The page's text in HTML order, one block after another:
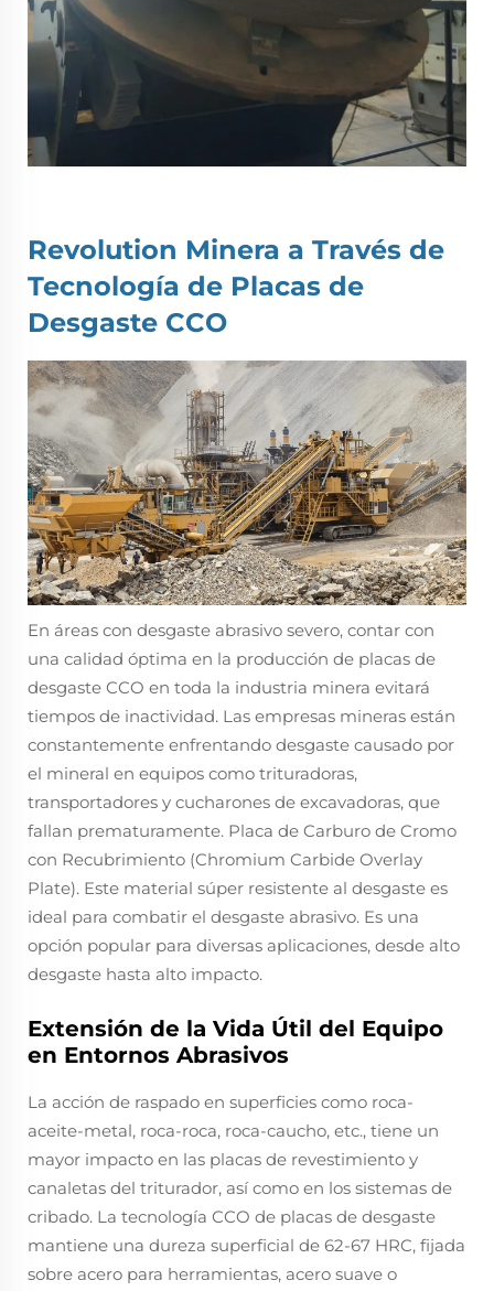
Revolution Minera a Través de
Tecnología de Placas de
Desgaste CCO
En áreas con desgaste abrasivo severo, contar con
una calidad óptima en la producción de placas de
desgaste CCO en toda la industria minera evitará
tiempos de inactividad. Las empresas mineras están
constantemente enfrentando desgaste causado por
el mineral en equipos como trituradoras,
transportadores y cucharones de excavadoras, que
fallan prematuramente. Placa de Carburo de Cromo
con Recubrimiento (Chromium Carbide Overlay
Plate). Este material súper resistente al desgaste es
ideal para combatir el desgaste abrasivo. Es una
opción popular para diversas aplicaciones, desde alto
desgaste hasta alto impacto.
Extensión de la Vida Útil del Equipo
en Entornos Abrasivos
La acción de raspado en superficies como roca-
aceite-metal, roca-roca, roca-caucho, etc., tiene un
mayor impacto en las placas de revestimiento y
canaletas del triturador, así como en los sistemas de
cribado. La tecnología CCO de placas de desgaste
mantiene una dureza superficial de 62-67 HRC, fijada
sobre acero para herramientas, acero suave o